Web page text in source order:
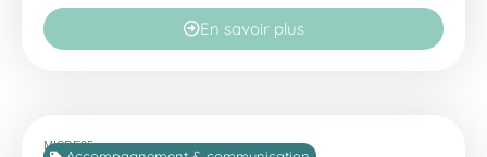
En savoir plus
MISDE25